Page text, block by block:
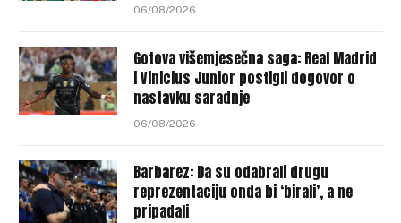
06/08/2026
Gotova višemjesečna saga: Real Madrid
i Vinicius Junior postigli dogovor o
nastavku saradnje
06/08/2026
Barbarez: Da su odabrali drugu
reprezentaciju onda bi ‘birali’, a ne
pripadali